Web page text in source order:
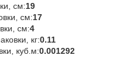
см:19
см:17
см:4
кг:0.11
куб.м:0.001292